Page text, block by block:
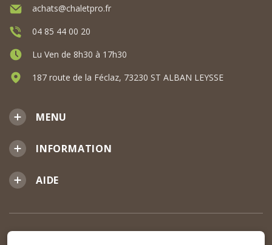
MENU
INFORMATION
AIDE
achats@chaletpro.fr
04 85 44 00 20
Lu Ven de 8h30 à 17h30
187 route de la Féclaz, 73230 ST ALBAN LEYSSE